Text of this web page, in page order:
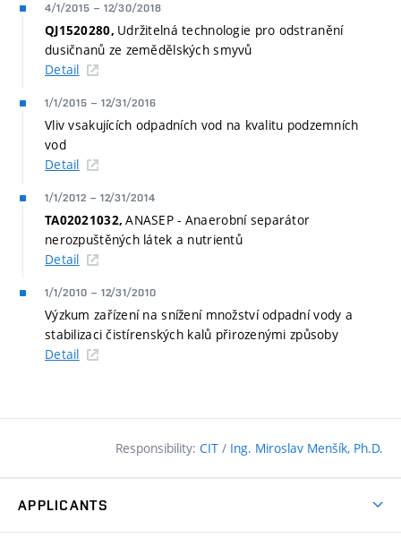
4/1/2015 – 12/30/2018
QJ1520280, Udržitelná technologie pro odstranění
dusičnanů ze zemědělských smyvů
Detail
1/1/2015 – 12/31/2016
Vliv vsakujících odpadních vod na kvalitu podzemních
vod
Detail
1/1/2012 – 12/31/2014
TA02021032,ANASEP - Anaerobní separátor
nerozpuštěných látek a nutrientů
Detail
1/1/2010 – 12/31/2010
Výzkum zařízení na snížení množství odpadní vody a
stabilizaci čistírenských kalů přirozenými způsoby
Detail
Responsibility: CIT / Ing. Miroslav Menšík, Ph.D.
APPLICANTS